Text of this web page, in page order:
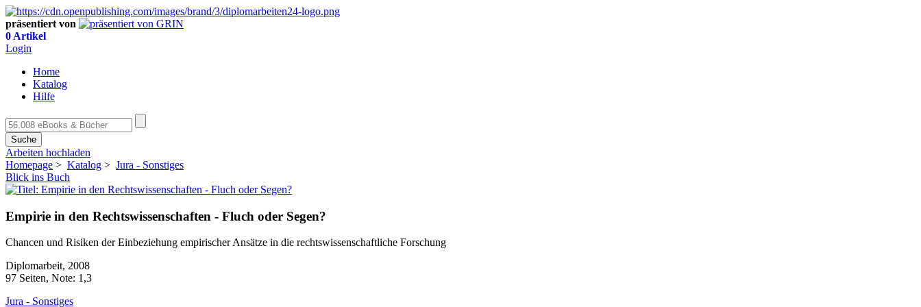
präsentiert von
0 Artikel
Login
Home
Katalog
Hilfe
Suche
Arbeiten hochladen
Homepage > Katalog > Jura - Sonstiges
Blick ins Buch
Empirie in den Rechtswissenschaften - Fluch oder Segen?
Chancen und Risiken der Einbeziehung empirischer Ansätze in die rechtswissenschaftliche Forschung
Diplomarbeit, 2008
97 Seiten, Note: 1,3
Jura - Sonstiges